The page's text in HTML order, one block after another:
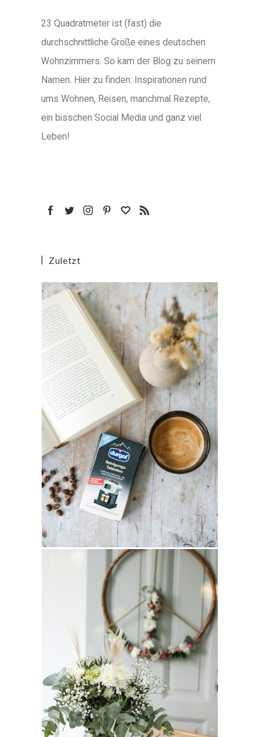
23 Quadratmeter ist (fast) die
durchschnittliche Größe eines deutschen
Wohnzimmers. So kam der Blog zu seinem
Namen. Hier zu finden: Inspirationen rund
ums Wohnen, Reisen, manchmal Rezepte,
ein bisschen Social Media und ganz viel
Leben!
Zuletzt